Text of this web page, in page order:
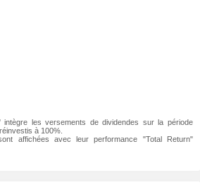
intègre les versements de dividendes sur la période
à 100%.
affichées avec leur performance "Total Return"